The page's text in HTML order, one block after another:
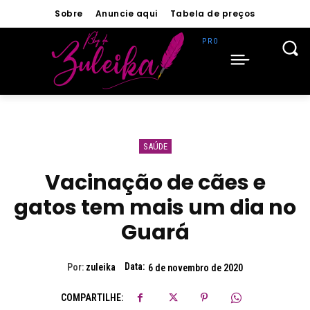
Sobre Anuncie aqui Tabela de preços
SAÚDE
Vacinação de cães e
gatos tem mais um dia no
Guará
Por: zuleika Data: 6 de novembro de 2020
COMPARTILHE: